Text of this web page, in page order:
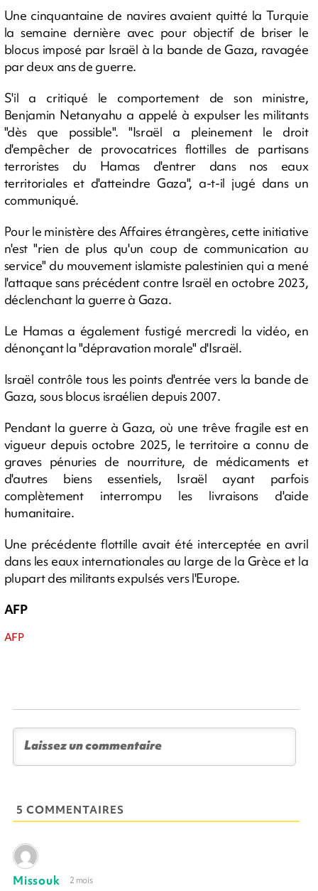
Une cinquantaine de navires avaient quitté la Turquie
la semaine dernière avec pour objectif de briser le
blocus imposé par Israël à la bande de Gaza, ravagée
par deux ans de guerre.
S'il a critiqué le comportement de son ministre,
Benjamin Netanyahu a appelé à expulser les militants
"dès que possible". "Israël a pleinement le droit
d'empêcher de provocatrices flottilles de partisans
terroristes du Hamas d'entrer dans nos eaux
territoriales et d'atteindre Gaza", a-t-il jugé dans un
communiqué.
Pour le ministère des Affaires étrangères, cette initiative
n'est "rien de plus qu'un coup de communication au
service" du mouvement islamiste palestinien qui a mené
l'attaque sans précédent contre Israël en octobre 2023,
déclenchant la guerre à Gaza.
Le Hamas a également fustigé mercredi la vidéo, en
dénonçant la "dépravation morale" d'Israël.
Israël contrôle tous les points d'entrée vers la bande de
Gaza, sous blocus israélien depuis 2007.
Pendant la guerre à Gaza, où une trêve fragile est en
vigueur depuis octobre 2025, le territoire a connu de
graves pénuries de nourriture, de médicaments et
d'autres biens essentiels, Israël ayant parfois
complètement interrompu les livraisons d'aide
humanitaire.
Une précédente flottille avait été interceptée en avril
dans les eaux internationales au large de la Grèce et la
plupart des militants expulsés vers l'Europe.
AFP
AFP
5 COMMENTAIRES
Missouk 2 mois